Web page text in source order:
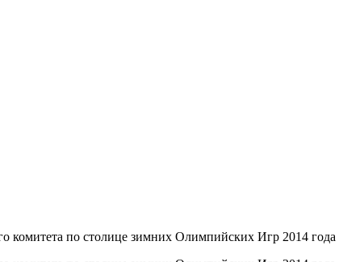
комитета по столице зимних Олимпийских Игр 2014 года